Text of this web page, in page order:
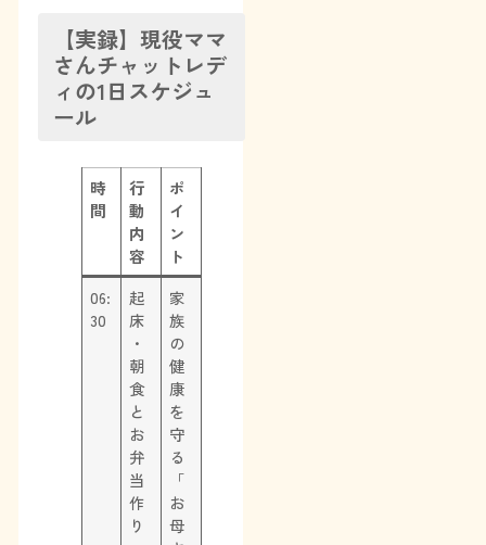
【実録】現役ママ
さんチャットレデ
ィの1日スケジュ
ール
時
間
行
動
内
容
ポ
イ
ン
ト
06:
30
起
床
・
朝
食
と
お
弁
当
作
り
家
族
の
健
康
を
守
る
「
お
母